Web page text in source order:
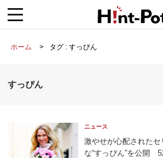
ホーム タグ : すっぴん
すっぴん
ニュース
激やせが心配された
な“すっぴん”を公開